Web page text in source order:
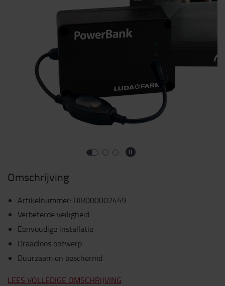
Omschrijving
Artikelnummer: DIR000002449
Verbeterde veiligheid
Eenvoudige installatie
Draadloos ontwerp
Duurzaam en beschermd
LEES VOLLEDIGE OMSCHRIJVING